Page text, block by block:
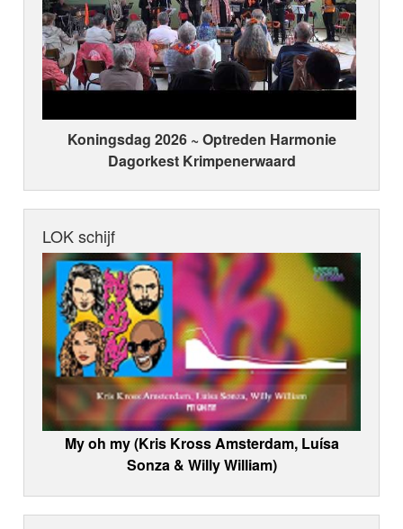
Koningsdag 2026 ~ Optreden Harmonie
Dagorkest Krimpenerwaard
LOK schijf
My oh my (Kris Kross Amsterdam, Luísa
Sonza & Willy William)